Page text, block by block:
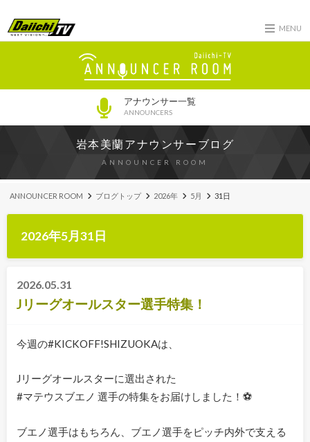
MENU
アナウンサー一覧
ANNOUNCERS
岩本美蘭アナウンサーブログ
ANNOUNCER ROOM
ANNOUNCER ROOM ブログトップ 2026年 5月 31日
2026年5月31日
2026.05.31
Jリーグオールスター選手特集！
今週の#KICKOFF!SHIZUOKAは、
Jリーグオールスターに選出された
#マテウスブエノ 選手の特集をお届けしました！⚽️
ブエノ選手はもちろん、ブエノ選手をピッチ内外で支える